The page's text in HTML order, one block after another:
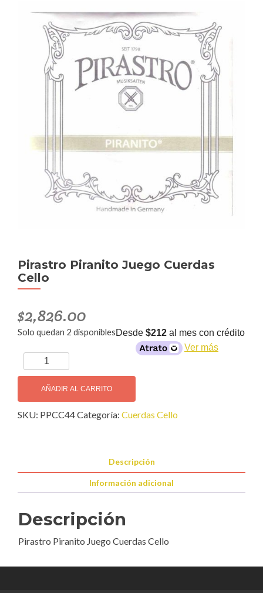
Pirastro Piranito Juego Cuerdas
Cello
$2,826.00
Solo quedan 2 disponibles
Pirastro
Piranito
Juego
Cuerdas
Cello
AÑADIR AL CARRITO
Desde $212 al mes con crédito
Ver más
SKU: PPCC44Categoría: Cuerdas Cello
Descripción
Información adicional
Descripción
Pirastro Piranito Juego Cuerdas Cello